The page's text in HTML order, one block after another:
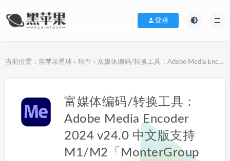
登录
当前位置： 黑苹果星球 > 软件 > 富媒体编码/转换工具：Adobe Media Encoder 2024 v24.0 中文版支持M1/M2「MonterGroup版」
富媒体编码/转换工具：
Adobe Media Encoder
2024 v24.0 中文版支持
M1/M2「MonterGroup